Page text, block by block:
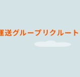
送グループ リクルート